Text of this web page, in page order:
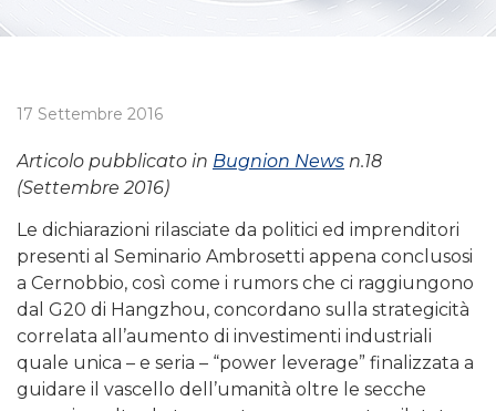
17 Settembre 2016
Articolo pubblicato in Bugnion News n.18
(Settembre 2016)
Le dichiarazioni rilasciate da politici ed imprenditori
presenti al Seminario Ambrosetti appena conclusosi
a Cernobbio, così come i rumors che ci raggiungono
dal G20 di Hangzhou, concordano sulla strategicità
correlata all’aumento di investimenti industriali
quale unica – e seria – “power leverage” finalizzata a
guidare il vascello dell’umanità oltre le secche